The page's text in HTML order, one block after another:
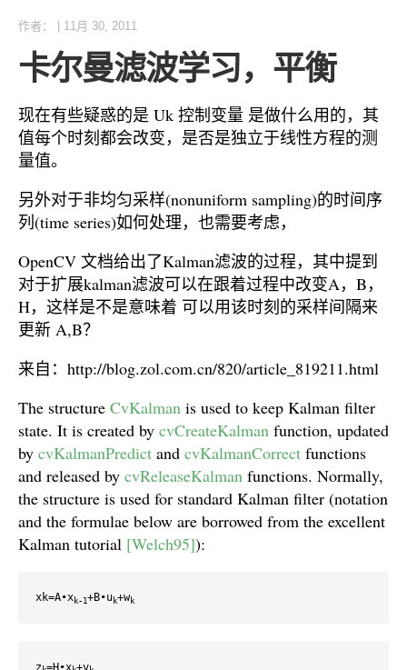
作者： 11月 30, 2011
卡尔曼滤波学习，平衡
现在有些疑惑的是 Uk 控制变量 是做什么用的，其
值每个时刻都会改变，是否是独立于线性方程的测
量值。
另外对于非均匀采样(nonuniform sampling)的时间序
列(time series)如何处理，也需要考虑，
OpenCV 文档给出了Kalman滤波的过程，其中提到
对于扩展kalman滤波可以在跟着过程中改变A，B，
H，这样是不是意味着 可以用该时刻的采样间隔来
更新 A,B？
来自：http://blog.zol.com.cn/820/article_819211.html
The structure CvKalman is used to keep Kalman filter
state. It is created by cvCreateKalman function, updated
by cvKalmanPredict and cvKalmanCorrect functions
and released by cvReleaseKalman functions. Normally,
the structure is used for standard Kalman filter (notation
and the formulae below are borrowed from the excellent
Kalman tutorial [Welch95]):
xk=A•xk-1+B•uk+wk
z =H•x +v